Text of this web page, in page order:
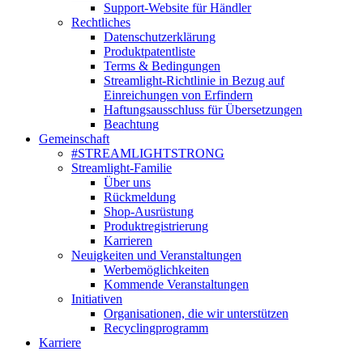
Support-Website für Händler
Rechtliches
Datenschutzerklärung
Produktpatentliste
Terms & Bedingungen
Streamlight-Richtlinie in Bezug auf
Einreichungen von Erfindern
Haftungsausschluss für Übersetzungen
Beachtung
Gemeinschaft
#STREAMLIGHTSTRONG
Streamlight-Familie
Über uns
Rückmeldung
Shop-Ausrüstung
Produktregistrierung
Karrieren
Neuigkeiten und Veranstaltungen
Werbemöglichkeiten
Kommende Veranstaltungen
Initiativen
Organisationen, die wir unterstützen
Recyclingprogramm
Karriere